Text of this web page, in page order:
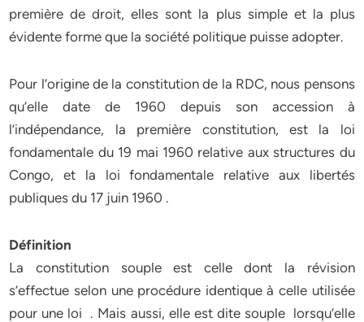
première de droit, elles sont la plus simple et la plus
évidente forme que la société politique puisse adopter.
Pour l’origine de la constitution de la RDC, nous pensons
qu’elle date de 1960 depuis son accession à
l’indépendance, la première constitution, est la loi
fondamentale du 19 mai 1960 relative aux structures du
Congo, et la loi fondamentale relative aux libertés
publiques du 17 juin 1960 .
Définition
La constitution souple est celle dont la révision
s’effectue selon une procédure identique à celle utilisée
pour une loi . Mais aussi, elle est dite souple lorsqu’elle